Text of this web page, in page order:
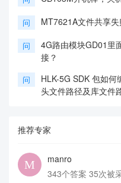
问 MT7621A文件共享失
问
4G路由模块GD01里
接？
问
HLK-5G SDK 包如
头文件路径及库文件
推荐专家
manro
343个答案 35次被